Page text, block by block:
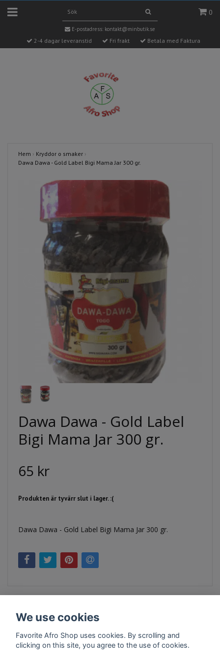
0
E-postadress: kontakt@minbutik.se
2-4 dagar leveranstid Fri frakt Betala med Faktura
Hem › Kryddor o smaker ›
Dawa Dawa - Gold Label Bigi Mama Jar 300 gr.
Dawa Dawa - Gold Label
Bigi Mama Jar 300 gr.
65 kr
Produkten är tyvärr slut i lager. :(
Dawa Dawa - Gold Label Bigi Mama Jar 300 gr.
We use cookies
Favorite Afro Shop uses cookies. By scrolling and
clicking on this site, you agree to the use of cookies.